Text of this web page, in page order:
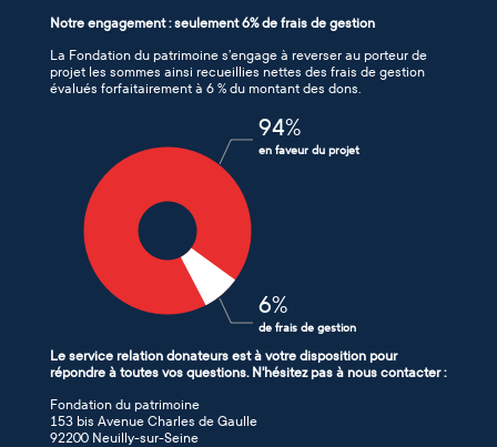
Notre engagement : seulement 6% de frais de gestion
La Fondation du patrimoine s’engage à reverser au porteur de
projet les sommes ainsi recueillies nettes des frais de gestion
évalués forfaitairement à 6 % du montant des dons.
94%
en faveur du projet
6%
de frais de gestion
Le service relation donateurs est à votre disposition pour
répondre à toutes vos questions. N'hésitez pas à nous contacter :
Fondation du patrimoine
153 bis Avenue Charles de Gaulle
92200 Neuilly-sur-Seine